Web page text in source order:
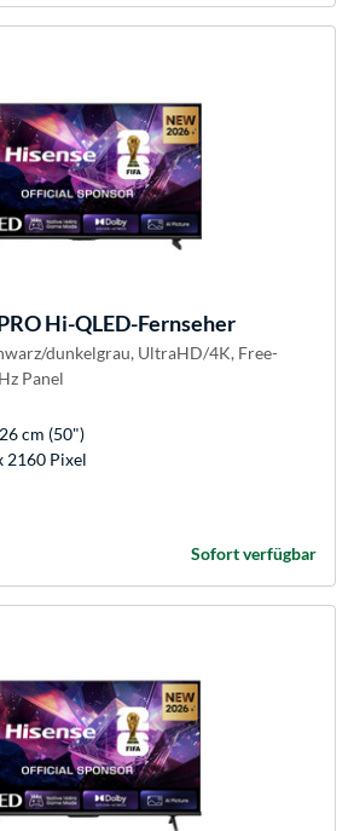
Hi-QLED-Fernseher
dunkelgrau, UltraHD/4K, Free-
Panel
cm (50")
2160 Pixel
Sofort verfügbar